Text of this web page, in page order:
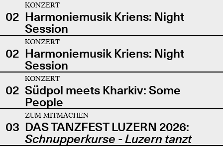
02
KONZERT
Harmoniemusik Kriens: Night
Session
02
KONZERT
Harmoniemusik Kriens: Night
Session
02
KONZERT
Südpol meets Kharkiv: Some
People
03
ZUM MITMACHEN
DAS TANZFEST LUZERN 2026:
Schnupperkurse - Luzern tanzt